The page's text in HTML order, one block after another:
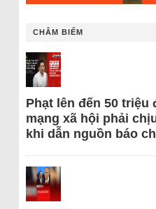
CHÂM BIẾM
Phạt lên đến 50
mạng xã hội phải
khi dẫn nguồn báo